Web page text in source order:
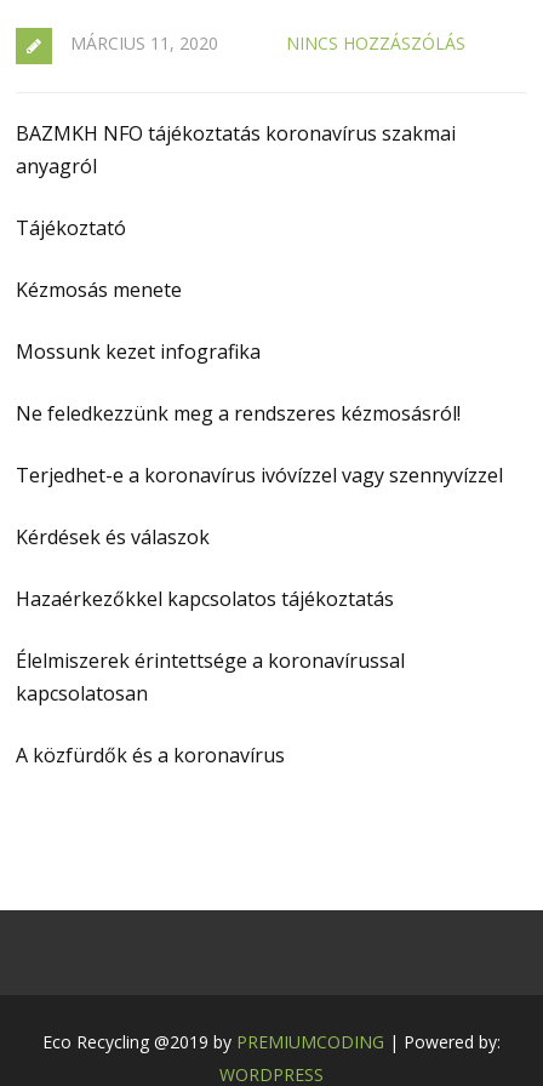
MÁRCIUS 11, 2020 NINCS HOZZÁSZÓLÁS
BAZMKH NFO tájékoztatás koronavírus szakmai
anyagról
Tájékoztató
Kézmosás menete
Mossunk kezet infografika
Ne feledkezzünk meg a rendszeres kézmosásról!
Terjedhet-e a koronavírus ivóvízzel vagy szennyvízzel
Kérdések és válaszok
Hazaérkezőkkel kapcsolatos tájékoztatás
Élelmiszerek érintettsége a koronavírussal
kapcsolatosan
A közfürdők és a koronavírus
Eco Recycling @2019 by PREMIUMCODING | Powered by:
WORDPRESS